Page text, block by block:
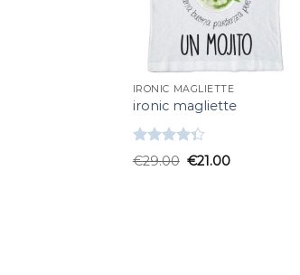
IRONIC MAGLIETTE
ironic magliette
Valutato
4.33 su 5
€29.00 €21.00